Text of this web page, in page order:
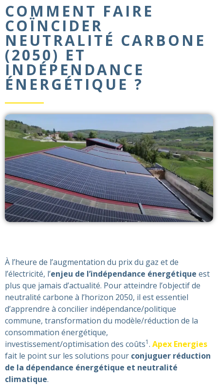
COMMENT FAIRE
COÏNCIDER
NEUTRALITÉ CARBONE
(2050) ET
INDÉPENDANCE
ÉNERGÉTIQUE ?
À l’heure de l’augmentation du prix du gaz et de
l’électricité, l’enjeu de l’indépendance énergétique est
plus que jamais d’actualité. Pour atteindre l’objectif de
neutralité carbone à l’horizon 2050, il est essentiel
d’apprendre à concilier indépendance/politique
commune, transformation du modèle/réduction de la
consommation énergétique,
investissement/optimisation des coûts1. Apex Energies
fait le point sur les solutions pour conjuguer réduction
de la dépendance énergétique et neutralité
climatique.